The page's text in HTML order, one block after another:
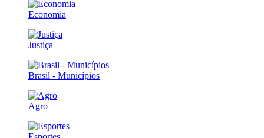
Economia
Justiça
Brasil - Municípios
Agro